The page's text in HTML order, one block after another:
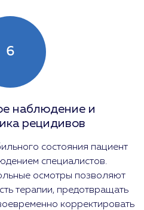
6
наблюдение и
рецидивов
состояния пациент
специалистов.
осмотры позволяют
терапии, предотвращать
корректировать